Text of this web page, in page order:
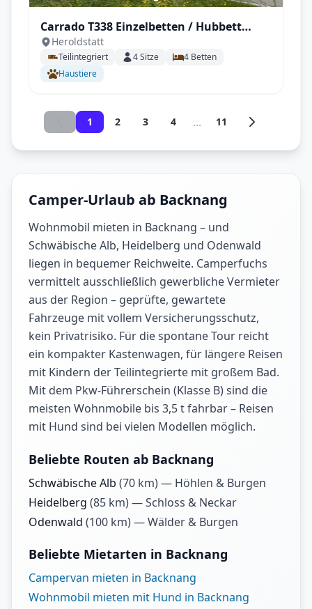
Carrado T338 Einzelbetten / Hubbett
(Navi, Sat, TV, Markise, Kamera, Tisch,
Stühle, Fahrradträger) .
Heroldstatt
Teilintegriert 4Sitze 4 Betten
Haustiere
1 2 3 4 ... 11
Camper-Urlaub ab Backnang
Wohnmobil mieten in Backnang – und
Schwäbische Alb, Heidelberg und Odenwald
liegen in bequemer Reichweite. Camperfuchs
vermittelt ausschließlich gewerbliche Vermieter
aus der Region – geprüfte, gewartete
Fahrzeuge mit vollem Versicherungsschutz,
kein Privatrisiko. Für die spontane Tour reicht
ein kompakter Kastenwagen, für längere Reisen
mit Kindern der Teilintegrierte mit großem Bad.
Mit dem Pkw-Führerschein (Klasse B) sind die
meisten Wohnmobile bis 3,5 t fahrbar – Reisen
mit Hund sind bei vielen Modellen möglich.
Beliebte Routen ab Backnang
Schwäbische Alb (70 km) — Höhlen & Burgen
Heidelberg (85 km) —Schloss & Neckar
Odenwald (100 km) —Wälder & Burgen
Beliebte Mietarten in Backnang
Campervan mieten in Backnang
Wohnmobil mieten mit Hund in Backnang